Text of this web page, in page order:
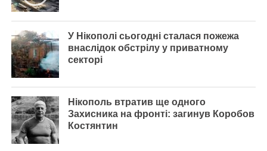
У Нікополі сьогодні сталася пожежа
внаслідок обстрілу у приватному
секторі
Нікополь втратив ще одного
Захисника на фронті: загинув Коробов
Костянтин